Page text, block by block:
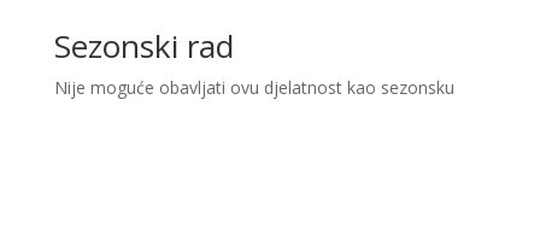
Sezonski rad
Nije moguće obavljati ovu djelatnost kao sezonsku